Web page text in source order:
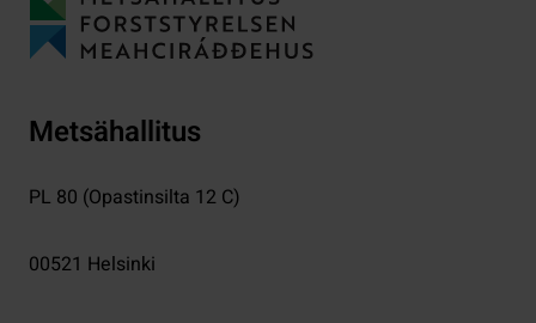
Metsähallitus
PL 80 (Opastinsilta 12 C)
00521 Helsinki